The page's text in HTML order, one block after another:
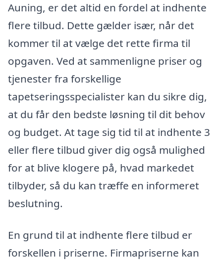
Auning, er det altid en fordel at indhente
flere tilbud. Dette gælder især, når det
kommer til at vælge det rette firma til
opgaven. Ved at sammenligne priser og
tjenester fra forskellige
tapetseringsspecialister kan du sikre dig,
at du får den bedste løsning til dit behov
og budget. At tage sig tid til at indhente 3
eller flere tilbud giver dig også mulighed
for at blive klogere på, hvad markedet
tilbyder, så du kan træffe en informeret
beslutning.
En grund til at indhente flere tilbud er
forskellen i priserne. Firmapriserne kan